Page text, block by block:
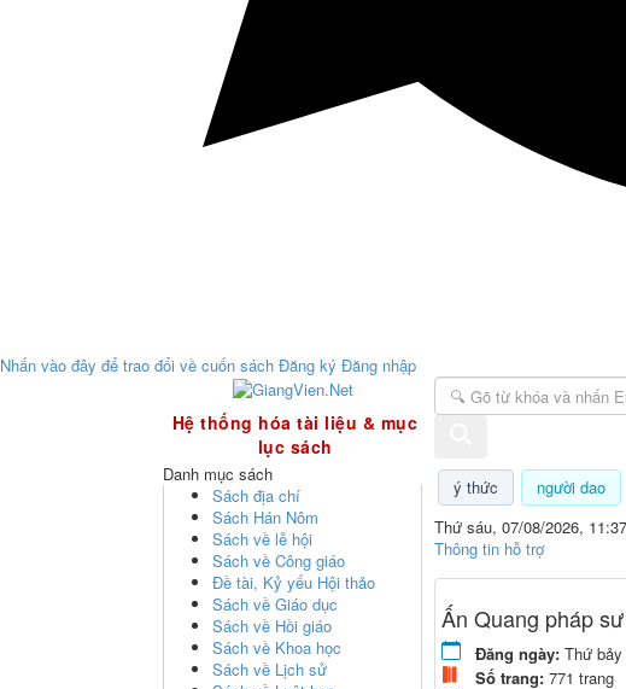
Nhấn vào đây để trao đổi về cuốn sách Đăng ký Đăng nhập
ý thức người dao
Thứ sáu, 07/08/2026, 11:37
Thông tin hỗ trợ
Ấn Quang pháp
Đăng ngày: Thứ
Số trang: 771 trang
GiangVien.Net - Hệ thống hóa tài liệu & mục lục sách
Hệ thống hóa tài liệu & mục
lục sách
Danh mục sách
Sách địa chí
Sách Hán Nôm
Sách về lễ hội
Sách về Công giáo
Đề tài, Kỷ yếu Hội thảo
Sách về Giáo dục
Sách về Hồi giáo
Sách về Khoa học
Sách về Lịch sử